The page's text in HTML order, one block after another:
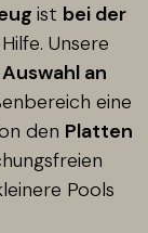
ist bei der
Unsere
an
eine
den Platten
Pools